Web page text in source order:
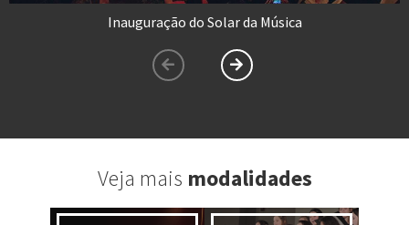
Inauguração do Solar da Música
Veja mais modalidades